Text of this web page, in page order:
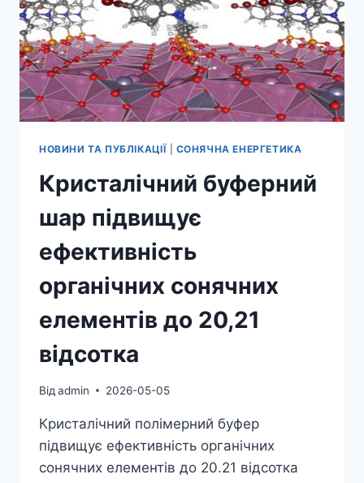
РІВНІВ
НОВИНИ ТА ПУБЛІКАЦІЇ| СОНЯЧНА ЕНЕРГЕТИКА
Кристалічний буферний
шар підвищує
ефективність
органічних сонячних
елементів до 20,21
відсотка
Від admin 2026-05-05
Кристалічний полімерний буфер
підвищує ефективність органічних
сонячних елементів до 20.21 відсотка